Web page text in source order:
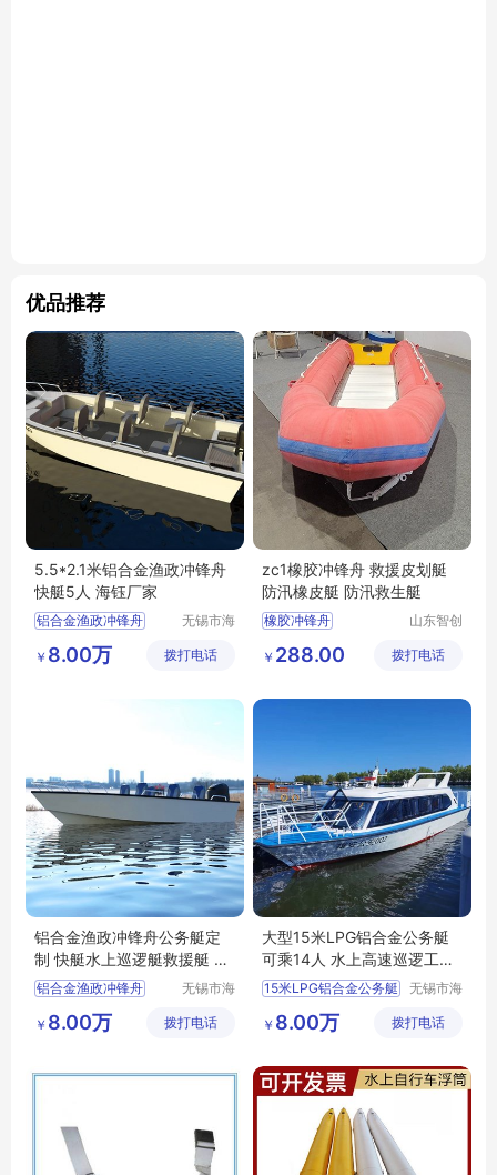
优品推荐
5.5*2.1米铝合金渔政冲锋舟
快艇5人 海钰厂家
铝合金渔政冲锋舟
无锡市海
技有限公
￥ 8.00万 拨打电话
zc1橡胶冲锋舟 救援皮划艇
防汛橡皮艇 防汛救生艇
橡胶冲锋舟
防汛橡皮艇
山东智创
有限公司
￥ 288.00 拨打电话
铝合金渔政冲锋舟公务艇定
制 快艇水上巡逻艇救援艇 海
钰
铝合金渔政冲锋舟
无锡市海
技有限公
￥ 8.00万 拨打电话
大型15米LPG铝合金公务艇
可乘14人 水上高速巡逻工作
艇海钰船舶
15米LPG铝合金公务艇
无锡市海
技有限公
￥ 8.00万 拨打电话